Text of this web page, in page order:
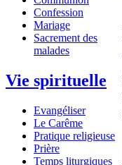
Confession
Mariage
Sacrement des
malades
Vie spirituelle
Evangéliser
Le Carême
Pratique religieuse
Prière
Temps liturgiques